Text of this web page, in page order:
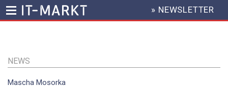
Inhalt
HEADER
MENU
» NEWSLETTER
NEWS
Mascha Mosorka